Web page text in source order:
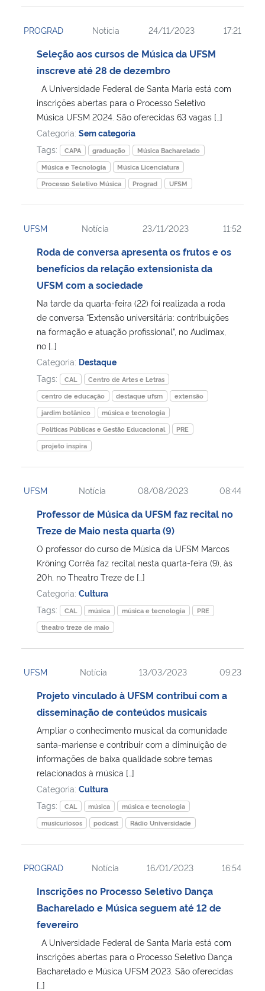
PROGRAD Notícia 24/11/2023 17:21
Seleção aos cursos de Música da UFSM
inscreve até 28 de dezembro
A Universidade Federal de Santa Maria está com
inscrições abertas para o Processo Seletivo
Música UFSM 2024. São oferecidas 63 vagas […]
Categoria: Sem categoria
Tags:
CAPA graduação
Música Bacharelado
Música e Tecnologia
Música Licenciatura
Processo Seletivo Música
Prograd UFSM
UFSM Notícia 23/11/2023 11:52
Roda de conversa apresenta os frutos e os
benefícios da relação extensionista da
UFSM com a sociedade
Na tarde da quarta-feira (22) foi realizada a roda
de conversa “Extensão universitária: contribuições
na formação e atuação profissional”, no Audimax,
no […]
Categoria: Destaque
Tags:
CAL
Centro de Artes e Letras
centro de educação
destaque ufsm
extensão
jardim botânico
música e tecnologia
Políticas Públicas e Gestão Educacional
PRE
projeto inspira
UFSM Notícia 08/08/2023 08:44
Professor de Música da UFSM faz recital no
Treze de Maio nesta quarta (9)
O professor do curso de Música da UFSM Marcos
Kröning Corrêa faz recital nesta quarta-feira (9), às
20h, no Theatro Treze de […]
Categoria: Cultura
Tags:
CAL música música e tecnologia
PRE
theatro treze de maio
UFSM Notícia 13/03/2023 09:23
Projeto vinculado à UFSM contribui com a
disseminação de conteúdos musicais
Ampliar o conhecimento musical da comunidade
santa-mariense e contribuir com a diminuição de
informações de baixa qualidade sobre temas
relacionados à música […]
Categoria: Cultura
Tags:
CAL música
música e tecnologia
musicuriosos
podcast Rádio Universidade
PROGRAD Notícia 16/01/2023 16:54
Inscrições no Processo Seletivo Dança
Bacharelado e Música seguem até 12 de
fevereiro
A Universidade Federal de Santa Maria está com
inscrições abertas para o Processo Seletivo Dança
Bacharelado e Música UFSM 2023. São oferecidas
[…]